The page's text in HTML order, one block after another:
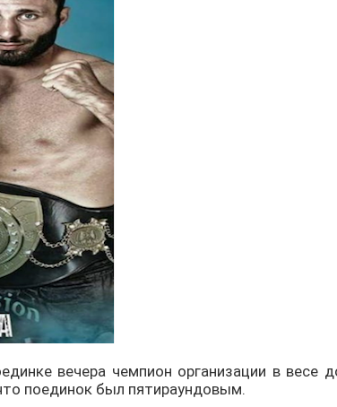
вечера чемпион организации в весе
поединок был пятираундовым.